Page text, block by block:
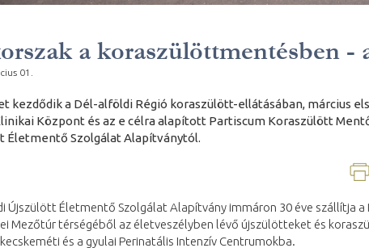
a koraszülöttmentésben -
01.
kezdődik a Dél-alföldi Régió koraszülött-ellátásában, március
Központ és az e célra alapított Partiscum Koraszülött
Életmentő Szolgálat Alapítványtól.
Újszülött Életmentő Szolgálat Alapítvány immáron 30 éve szállítja
Mezőtúr térségéből az életveszélyben lévő újszülötteket és
és a gyulai Perinatális Intenzív Centrumokba.